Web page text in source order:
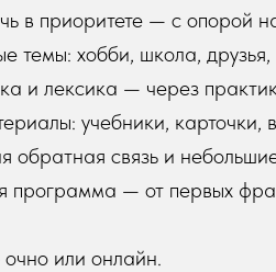
в приоритете — с опорой
темы: хобби, школа,
и лексика — через
учебники, карточки,
обратная связь и
программа — от первых
или онлайн.